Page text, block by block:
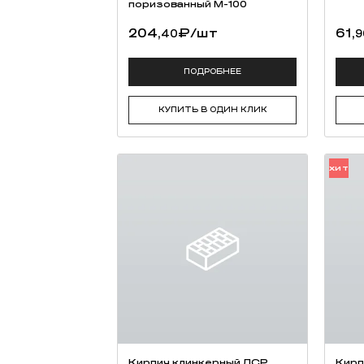
поризованный М-100
204,40₽/шт
ПОДРОБНЕЕ
КУПИТЬ В ОДИН КЛИК
61,
ХИТ